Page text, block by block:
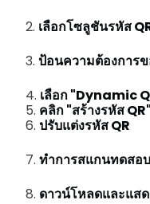
2. เลือกโซลูชันรหัส
3. ป้อนความต้องการ
4. เลือก "Dynamic
5. คลิก "สร้างรหัส QR"
6. ปรับแต่งรหัส QR
7. ทำการสแกนทดสอบ
8. ดาวน์โหลดและแส